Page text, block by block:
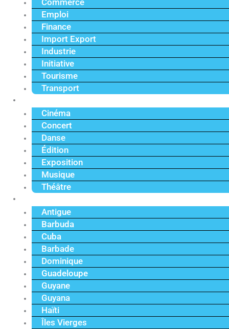
Commerce
Emploi
Finance
Import Export
Industrie
Initiative
Tourisme
Transport
Cinéma
Concert
Danse
Édition
Exposition
Musique
Théâtre
Antigue
Barbuda
Cuba
Barbade
Dominique
Guadeloupe
Guyane
Guyana
Haïti
Îles Vierges